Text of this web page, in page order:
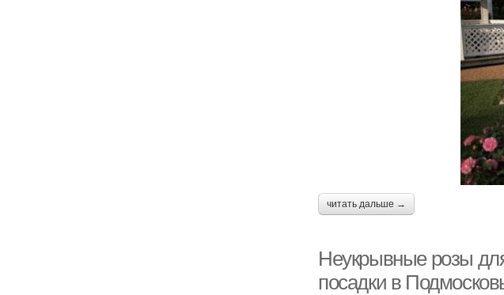
читать дальше →
Неукрывные розы
посадки в